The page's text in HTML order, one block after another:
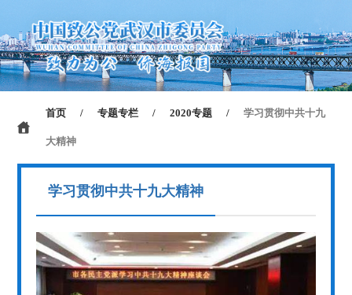
首页 / 专题专栏 / 2020专题 / 学习贯彻中共十九
大精神
学习贯彻中共十九大精神